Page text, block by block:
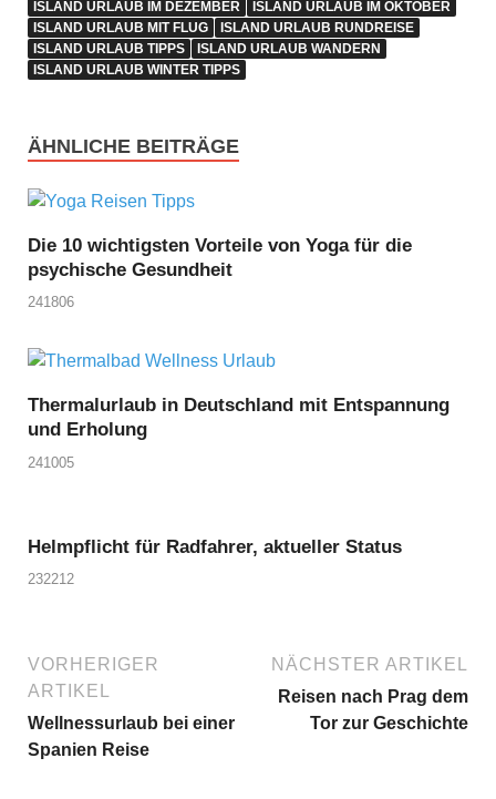
ISLAND URLAUB IM DEZEMBER
ISLAND URLAUB IM OKTOBER
ISLAND URLAUB MIT FLUG
ISLAND URLAUB RUNDREISE
ISLAND URLAUB TIPPS
ISLAND URLAUB WANDERN
ISLAND URLAUB WINTER TIPPS
ÄHNLICHE BEITRÄGE
Die 10 wichtigsten Vorteile von Yoga für die
psychische Gesundheit
241806
Thermalurlaub in Deutschland mit Entspannung
und Erholung
241005
Helmpflicht für Radfahrer, aktueller Status
232212
VORHERIGER
ARTIKEL
Wellnessurlaub bei einer
Spanien Reise
NÄCHSTER ARTIKEL
Reisen nach Prag dem
Tor zur Geschichte